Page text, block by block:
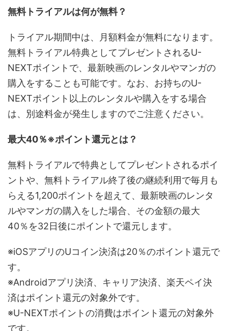
無料トライアルは何が無料？
トライアル期間中は、月額料金が無料になります。
無料トライアル特典としてプレゼントされるU-
NEXTポイントで、最新映画のレンタルやマンガの
購入をすることも可能です。なお、お持ちのU-
NEXTポイント以上のレンタルや購入をする場合
は、別途料金が発生しますのでご注意ください。
最大40％※ポイント還元とは？
無料トライアルで特典としてプレゼントされるポイ
ントや、無料トライアル終了後の継続利用で毎月も
らえる1,200ポイントを超えて、最新映画のレンタ
ルやマンガの購入をした場合、その金額の最大
40％を32日後にポイントで還元します。
※iOSアプリのUコイン決済は20％のポイント還元で
す。
※Androidアプリ決済、キャリア決済、楽天ペイ決
済はポイント還元の対象外です。
※U-NEXTポイントの消費はポイント還元の対象外
です。